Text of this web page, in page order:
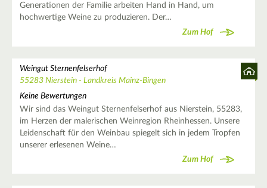
Generationen der Familie arbeiten Hand in Hand, um
hochwertige Weine zu produzieren. Der…
Zum Hof
Weingut Sternenfelserhof
55283 Nierstein - Landkreis Mainz-Bingen
Keine Bewertungen
Wir sind das Weingut Sternenfelserhof aus Nierstein, 55283,
im Herzen der malerischen Weinregion Rheinhessen. Unsere
Leidenschaft für den Weinbau spiegelt sich in jedem Tropfen
unserer erlesenen Weine…
Zum Hof